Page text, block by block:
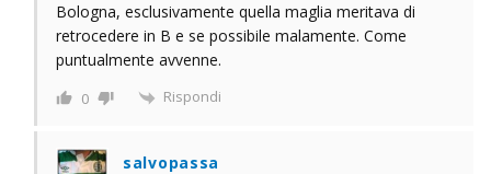
Bologna, esclusivamente quella maglia meritava di
retrocedere in B e se possibile malamente. Come
puntualmente avvenne.
0 Rispondi
salvopassa